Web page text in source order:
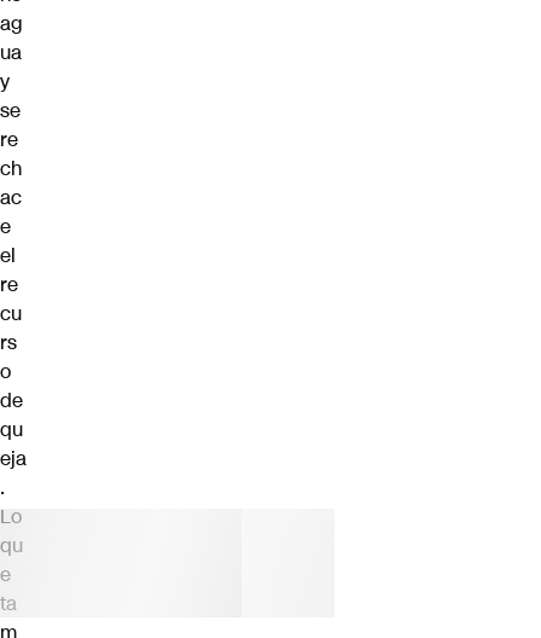
ag
ua
y
se
re
ch
ac
e
el
re
cu
rs
o
de
qu
eja
.
Lo
qu
e
ta
m